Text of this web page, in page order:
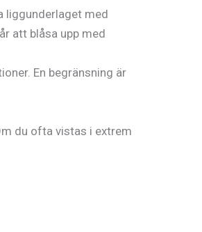
liggunderlaget med
att blåsa upp med
En begränsning är
du ofta vistas i extrem